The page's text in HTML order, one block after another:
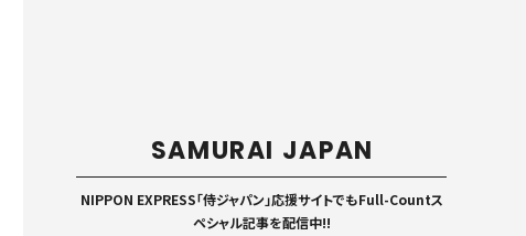
SAMURAI JAPAN
NIPPON EXPRESS「侍ジャパン」応援サイトでもFull-Countス
ペシャル記事を配信中!!